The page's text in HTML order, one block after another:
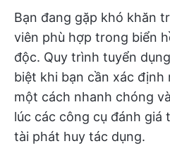
Bạn đang gặp khó khăn
viên phù hợp trong biển
độc. Quy trình tuyển
biệt khi bạn cần xác định
một cách nhanh chóng
lúc các công cụ đánh giá
tài phát huy tác dụng.